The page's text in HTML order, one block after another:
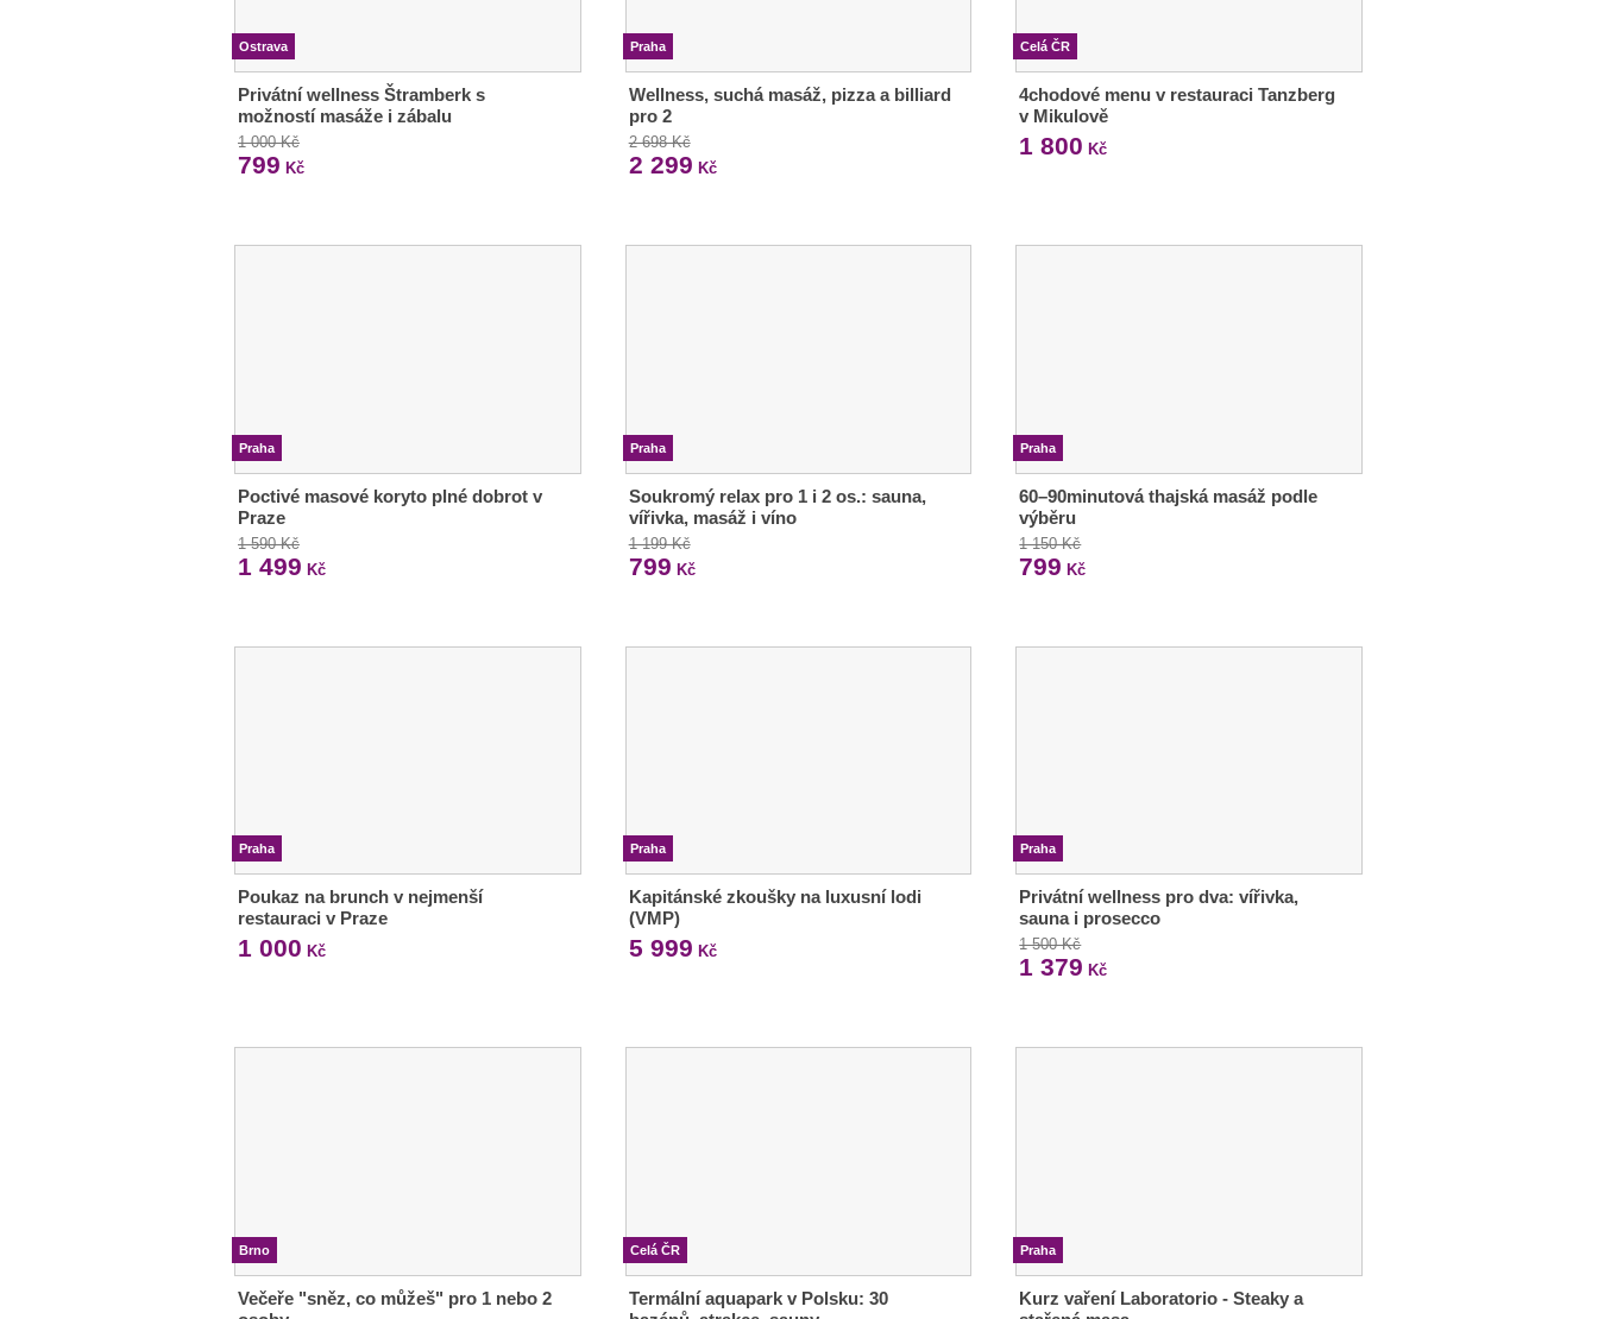
Ostrava
Privátní wellness Štramberk s
možností masáže i zábalu
1 000 Kč
799 Kč
Praha
Wellness, suchá masáž, pizza a billiard
pro 2
2 698 Kč
2 299 Kč
Celá ČR
4chodové menu v restauraci Tanzberg
v Mikulově
1 800 Kč
Praha
Poctivé masové koryto plné dobrot v
Praze
1 590 Kč
1 499 Kč
Praha
Soukromý relax pro 1 i 2 os.: sauna,
vířivka, masáž i víno
1 199 Kč
799 Kč
Praha
60–90minutová thajská masáž podle
výběru
1 150 Kč
799 Kč
Praha
Poukaz na brunch v nejmenší
restauraci v Praze
1 000 Kč
Praha
Kapitánské zkoušky na luxusní lodi
(VMP)
5 999 Kč
Praha
Privátní wellness pro dva: vířivka,
sauna i prosecco
1 500 Kč
1 379 Kč
Brno
Večeře "sněz, co můžeš" pro 1 nebo 2
Celá ČR
Termální aquapark v Polsku: 30
Praha
Kurz vaření Laboratorio - Steaky a